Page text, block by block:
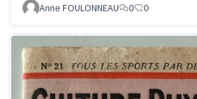
Anne FOULONNEAU
0 0